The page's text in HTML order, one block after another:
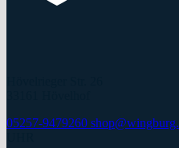
05257-9479260